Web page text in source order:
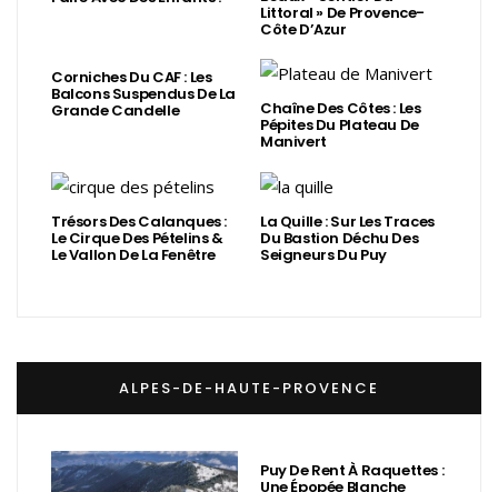
Littoral » De Provence-
Côte D’Azur
Corniches Du CAF : Les
Balcons Suspendus De La
Grande Candelle Chaîne Des Côtes : Les
Pépites Du Plateau De
Manivert
Trésors Des Calanques :
Le Cirque Des Pételins &
Le Vallon De La Fenêtre
La Quille : Sur Les Traces
Du Bastion Déchu Des
Seigneurs Du Puy
ALPES-DE-HAUTE-PROVENCE
Puy De Rent À Raquettes :
Une Épopée Blanche